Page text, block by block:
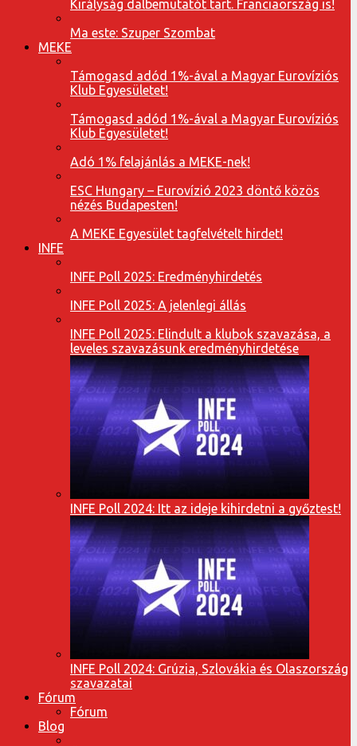
Királyság dalbemutatót tart. Franciaország is!
Ma este: Szuper Szombat
MEKE
Támogasd adód 1%-ával a Magyar Eurovíziós
Klub Egyesületet!
Támogasd adód 1%-ával a Magyar Eurovíziós
Klub Egyesületet!
Adó 1% felajánlás a MEKE-nek!
ESC Hungary – Eurovízió 2023 döntő közös
nézés Budapesten!
A MEKE Egyesület tagfelvételt hirdet!
INFE
INFE Poll 2025: Eredményhirdetés
INFE Poll 2025: A jelenlegi állás
INFE Poll 2025: Elindult a klubok szavazása, a
leveles szavazásunk eredményhirdetése
INFE Poll 2024: Itt az ideje kihirdetni a győztest!
INFE Poll 2024: Grúzia, Szlovákia és Olaszország
szavazatai
Fórum
Fórum
Blog